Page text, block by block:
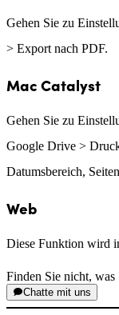
Gehen Sie zu
> Export nach PDF.
Mac Catalyst
Gehen Sie zu
Google Drive >
Datumsbereich,
Web
Diese Funktion wird
Finden Sie nicht, was
Chatte mit uns